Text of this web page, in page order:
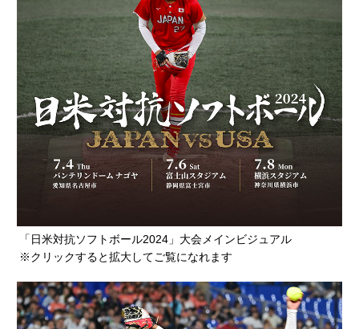
「日米対抗ソフトボール2024」大会メインビジュアル
※クリックすると拡大してご覧になれます